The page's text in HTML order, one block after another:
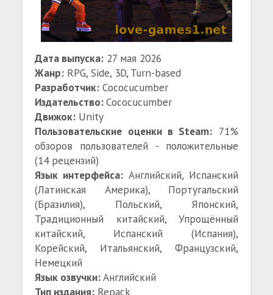
Дата выпуска: 27 мая 2026
Жанр: RPG, Side, 3D, Turn-based
Разработчик: Cococucumber
Издательство:Cococucumber
Движок: Unity
Пользовательские оценки в Steam: 71%
обзоров пользователей - положительные
(14 рецензий)
Язык интерфейса: Английский, Испанский
(Латинская Америка), Португальский
(Бразилия), Польский, Японский,
Традиционный китайский, Упрощённый
китайский, Испанский (Испания),
Корейский, Итальянский, Французский,
Немецкий
Язык озвучки:Английский
Тип издания: Repack